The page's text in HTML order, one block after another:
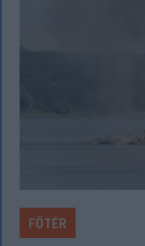
FŐTÉR